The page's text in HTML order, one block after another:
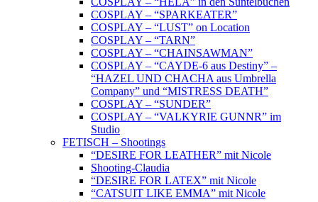
COSPLAY – “SPARKEATER”
COSPLAY – “LUST” on Location
COSPLAY – “TARN”
COSPLAY – “CHAINSAWMAN”
COSPLAY – “CAYDE-6 aus Destiny” –
“HAZEL UND CHACHA aus Umbrella
Company” und “MISTRESS DEATH”
COSPLAY – “SUNDER”
COSPLAY – “VALKYRIE GUNNR” im
Studio
FETISCH – Shootings
“DESIRE FOR LEATHER” mit Nicole
Shooting-Claudia
“DESIRE FOR LATEX” mit Nicole
“CATSUIT LIKE EMMA” mit Nicole